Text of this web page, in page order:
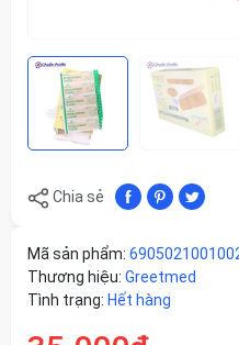
Chia sẻ
Mã sản phẩm:
Thương hiệu: Greetmed
Tình trạng: Hết hàng